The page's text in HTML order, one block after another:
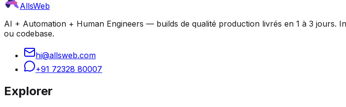
AllsWeb
AI + Automation + Human Engineers — builds de qualité production livrés en 1 à 3
ou codebase.
hi@allsweb.com
+91 72328 80007
Explorer